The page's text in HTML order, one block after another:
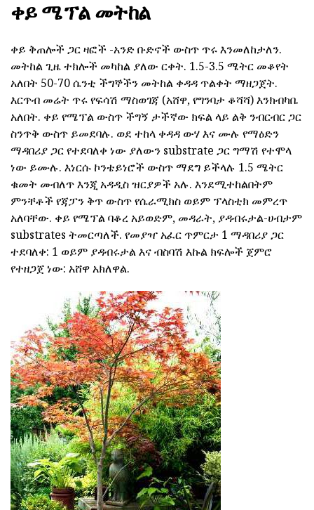
ቀይ ሜፕል መትከል
ቀይ ቅጠሎች ጋር ዛፎች -አንድ ቡድኖች ውስጥ ጥሩ እንመለከታለን.
መትከል ጊዜ ተክሎች መካከል ያለው ርቀት. 1.5-3.5 ሜትር መቆየት
አለበት 50-70 ሴንቲ ችግኞችን መትከል ቀዳዳ ጥልቀት ማዘጋጀት.
እርጥብ መሬት ጥሩ የፍሳሽ ማስወገጃ (አሸዋ, የግንባታ ቆሻሻ) እንክብካቤ
አለበት. ቀይ የሜፕል ውስጥ ችግኝ ታችኛው ክፍል ላይ ልቅ ንብርብር ጋር
ስንጥቅ ውስጥ ይመደባሉ. ወደ ተከላ ቀዳዳ ውሃ እና ሙሉ የማዕድን
ማዳበሪያ ጋር የተደባለቀ ነው ያለውን substrate ጋር ግማሽ የተሞላ
ነው ይሙሉ. እነርሱ ኮንቴይነሮች ውስጥ ማደግ ይችላሉ 1.5 ሜትር
ቁመት መብለጥ እንጂ አዳዲስ ዝርያዎች አሉ. እንደሚተከልበትም
ምንቸቶች የጃፓን ቅጥ ውስጥ የሴራሚክስ ወይም ፕላስቲክ መምረጥ
አለባቸው. ቀይ የሜፕል ባቆረ አይወድም, መዳራት, ያዳብሩታል-ሀብታም
substrates ትመርጣለች. የመያዣ አፈር ጥምርታ 1 ማዳበሪያ ጋር
ተደባለቀ: 1 ወይም ያዳብሩታል እና ብስባሽ እኩል ክፍሎች ጀምሮ
የተዘጋጀ ነው: አሸዋ አክለዋል.